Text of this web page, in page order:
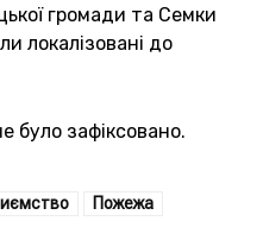
громади та Семки
локалізовані до
було зафіксовано.
Пожежа